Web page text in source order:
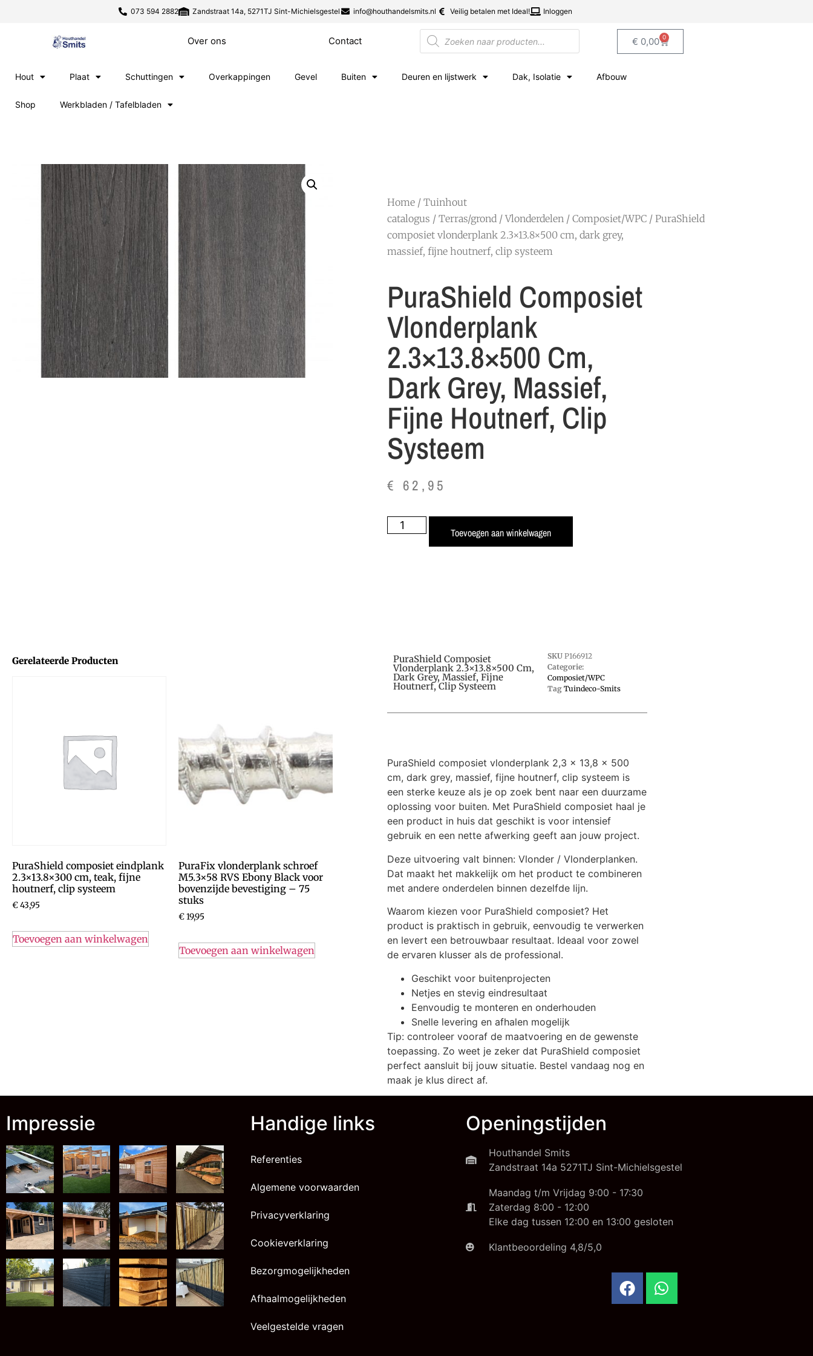
073 594 2882 Zandstraat 14a, 5271TJ Sint-Michielsgestel info@houthandelsmits.nl Veilig betalen met Ideal! Inloggen
Over ons Contact € 0,00 0
Hout Plaat Schuttingen Overkappingen Gevel Buiten Deuren en lijstwerk Dak, Isolatie Afbouw
Shop Werkbladen / Tafelbladen
Home / Tuinhout
catalogus / Terras/grond /Vlonderdelen / Composiet/WPC / PuraShield
composiet vlonderplank 2.3×13.8×500 cm, dark grey,
massief, fijne houtnerf, clip systeem
PuraShield Composiet
Vlonderplank
2.3×13.8×500 Cm,
Dark Grey, Massief,
Fijne Houtnerf, Clip
Systeem
€ 62,95
Toevoegen aan winkelwagen
Gerelateerde Producten
PuraShield composiet eindplank
2.3×13.8×300 cm, teak, fijne
houtnerf, clip systeem
€43,95
Toevoegen aan winkelwagen
PuraFix vlonderplank schroef
M5.3×58 RVS Ebony Black voor
bovenzijde bevestiging – 75
stuks
€19,95
Toevoegen aan winkelwagen
PuraShield Composiet
Vlonderplank 2.3×13.8×500 Cm,
Dark Grey, Massief, Fijne
Houtnerf, Clip Systeem
SKU P166912
Categorie:
Composiet/WPC
Tag Tuindeco-Smits
PuraShield composiet vlonderplank 2,3 x 13,8 x 500
cm, dark grey, massief, fijne houtnerf, clip systeem is
een sterke keuze als je op zoek bent naar een duurzame
oplossing voor buiten. Met PuraShield composiet haal je
een product in huis dat geschikt is voor intensief
gebruik en een nette afwerking geeft aan jouw project.
Deze uitvoering valt binnen: Vlonder / Vlonderplanken.
Dat maakt het makkelijk om het product te combineren
met andere onderdelen binnen dezelfde lijn.
Waarom kiezen voor PuraShield composiet? Het
product is praktisch in gebruik, eenvoudig te verwerken
en levert een betrouwbaar resultaat. Ideaal voor zowel
de ervaren klusser als de professional.
Geschikt voor buitenprojecten
Netjes en stevig eindresultaat
Eenvoudig te monteren en onderhouden
Snelle levering en afhalen mogelijk
Tip: controleer vooraf de maatvoering en de gewenste
toepassing. Zo weet je zeker dat PuraShield composiet
perfect aansluit bij jouw situatie. Bestel vandaag nog en
maak je klus direct af.
Impressie Handige links
Referenties
Algemene voorwaarden
Privacyverklaring
Cookieverklaring
Bezorgmogelijkheden
Afhaalmogelijkheden
Veelgestelde vragen
Openingstijden
Houthandel Smits
Zandstraat 14a 5271TJ Sint-Michielsgestel
Maandag t/m Vrijdag 9:00 - 17:30
Zaterdag 8:00 - 12:00
Elke dag tussen 12:00 en 13:00 gesloten
Klantbeoordeling 4,8/5,0